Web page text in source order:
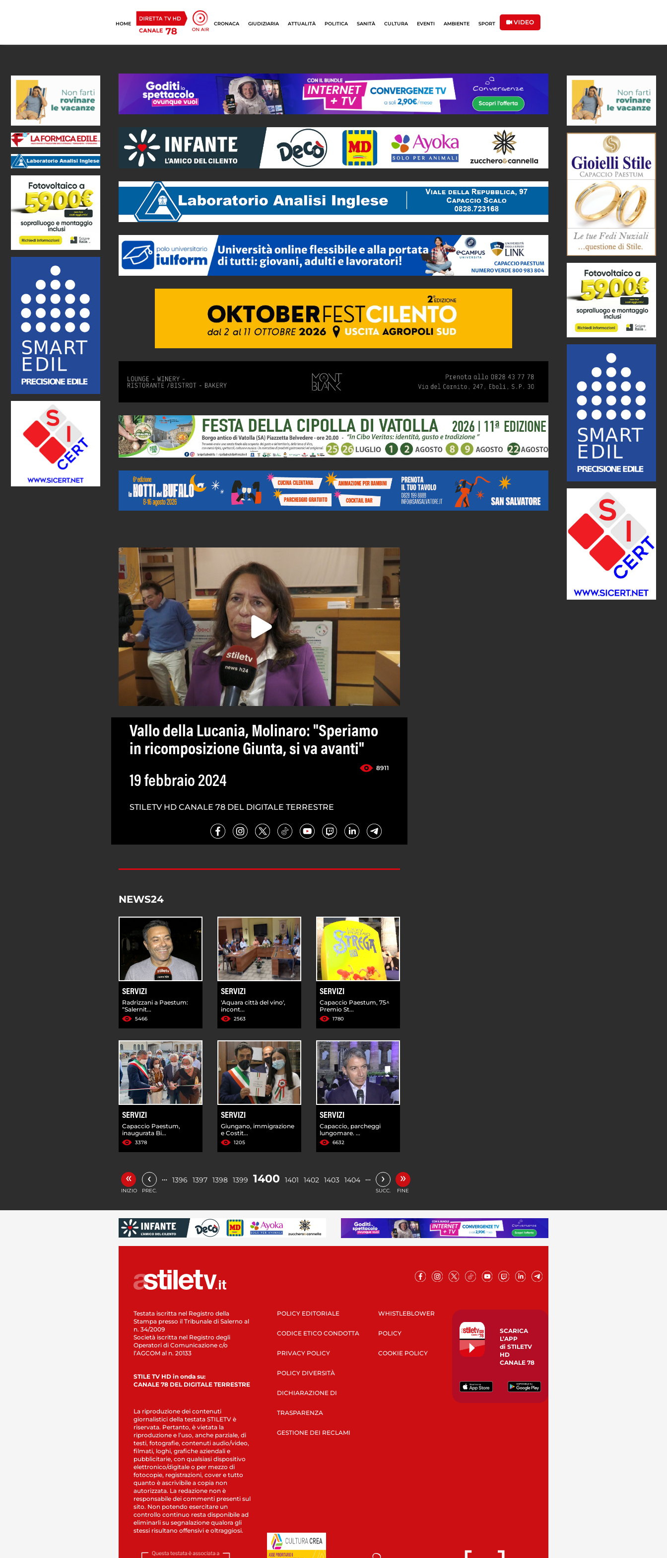
HOME CRONACA GIUDIZIARIA ATTUALITÀ POLITICA SANITÀ CULTURA EVENTI AMBIENTE SPORT VIDEO
Vallo della Lucania, Molinaro: "Speriamo
in ricomposizione Giunta, si va avanti"
8911
19 febbraio 2024
STILETV HD CANALE 78 DEL DIGITALE TERRESTRE
NEWS24
SERVIZI
Radrizzani a Paestum:
“Salernit...
5466
SERVIZI
'Aquara città del vino',
incont...
2563
SERVIZI
Capaccio Paestum, 75^
Premio St...
1780
SERVIZI
Capaccio Paestum,
inaugurata Bi...
3378
SERVIZI
Giungano, immigrazione
e Costit...
1205
SERVIZI
Capaccio, parcheggi
lungomare. ...
6632
«
INIZIO
‹
PREC.
… 1396 1397 1398 1399 1400 1401 1402 1403 1404 … ›
SUCC.
»
FINE
Testata iscritta nel Registro della
Stampa presso il Tribunale di Salerno al
n. 34/2009
Società iscritta nel Registro degli
Operatori di Comunicazione c/o
l’AGCOM al n. 20133
STILE TV HD in onda su:
CANALE 78 DEL DIGITALE TERRESTRE
La riproduzione dei contenuti
giornalistici della testata STILETV è
riservata. Pertanto, è vietata la
riproduzione e l’uso, anche parziale, di
testi, fotografie, contenuti audio/video,
filmati, loghi, grafiche aziendali e
pubblicitarie, con qualsiasi dispositivo
elettronico/digitale o per mezzo di
fotocopie, registrazioni, cover e tutto
quanto è ascrivibile a copia non
autorizzata. La redazione non è
responsabile dei commenti presenti sul
sito. Non potendo esercitare un
controllo continuo resta disponibile ad
eliminarli su segnalazione qualora gli
stessi risultano offensivi e oltraggiosi.
POLICY EDITORIALE
CODICE ETICO CONDOTTA
PRIVACY POLICY
POLICY DIVERSITÀ
DICHIARAZIONE DI
TRASPARENZA
GESTIONE DEI RECLAMI
WHISTLEBLOWER
POLICY
COOKIE POLICY
SCARICA
L’APP
di STILETV
HD
CANALE 78